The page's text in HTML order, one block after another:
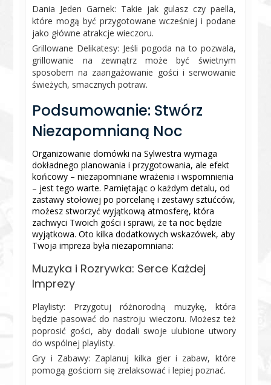
Dania Jeden Garnek: Takie jak gulasz czy paella,
które mogą być przygotowane wcześniej i podane
jako główne atrakcje wieczoru.
Grillowane Delikatesy: Jeśli pogoda na to pozwala,
grillowanie na zewnątrz może być świetnym
sposobem na zaangażowanie gości i serwowanie
świeżych, smacznych potraw.
Podsumowanie: Stwórz
Niezapomnianą Noc
Organizowanie domówki na Sylwestra wymaga
dokładnego planowania i przygotowania, ale efekt
końcowy – niezapomniane wrażenia i wspomnienia
– jest tego warte. Pamiętając o każdym detalu, od
zastawy stołowej po porcelanę i zestawy sztućców,
możesz stworzyć wyjątkową atmosferę, która
zachwyci Twoich gości i sprawi, że ta noc będzie
wyjątkowa. Oto kilka dodatkowych wskazówek, aby
Twoja impreza była niezapomniana:
Muzyka i Rozrywka: Serce Każdej
Imprezy
Playlisty: Przygotuj różnorodną muzykę, która
będzie pasować do nastroju wieczoru. Możesz też
poprosić gości, aby dodali swoje ulubione utwory
do wspólnej playlisty.
Gry i Zabawy: Zaplanuj kilka gier i zabaw, które
pomogą gościom się zrelaksować i lepiej poznać.